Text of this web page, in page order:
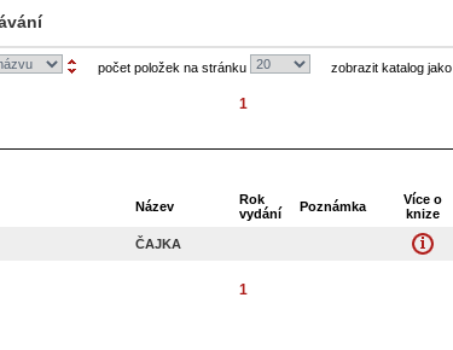
počet položek na stránku zobrazit katalog jako
1
Název
Rok
vydání
Poznámka
Více o
knize
ČAJKA
1